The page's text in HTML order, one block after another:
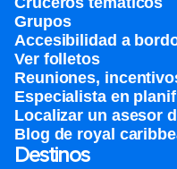
Grupos
Accesibilidad a
Ver folletos
Reuniones,
Especialista en
Localizar un asesor
Blog de royal
Destinos